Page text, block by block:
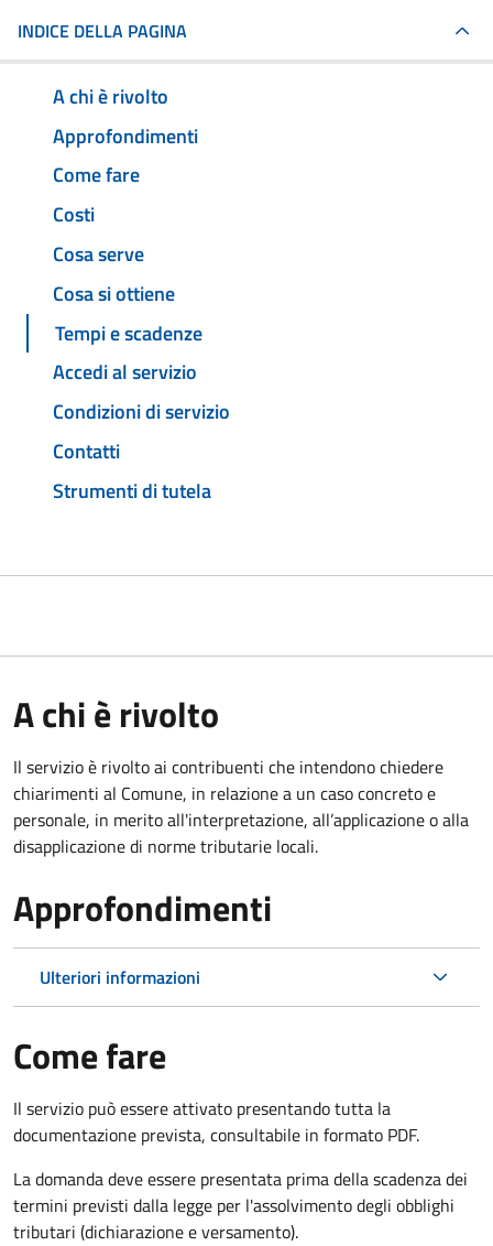
INDICE DELLA PAGINA
A chi è rivolto
Approfondimenti
Come fare
Costi
Cosa serve
Cosa si ottiene
Tempi e scadenze
Accedi al servizio
Condizioni di servizio
Contatti
Strumenti di tutela
A chi è rivolto
Il servizio è rivolto ai contribuenti che intendono chiedere
chiarimenti al Comune, in relazione a un caso concreto e
personale, in merito all'interpretazione, all’applicazione o alla
disapplicazione di norme tributarie locali.
Approfondimenti
Ulteriori informazioni
Come fare
Il servizio può essere attivato presentando tutta la
documentazione prevista, consultabile in formato PDF.
La domanda deve essere presentata prima della scadenza dei
termini previsti dalla legge per l'assolvimento degli obblighi
tributari (dichiarazione e versamento).